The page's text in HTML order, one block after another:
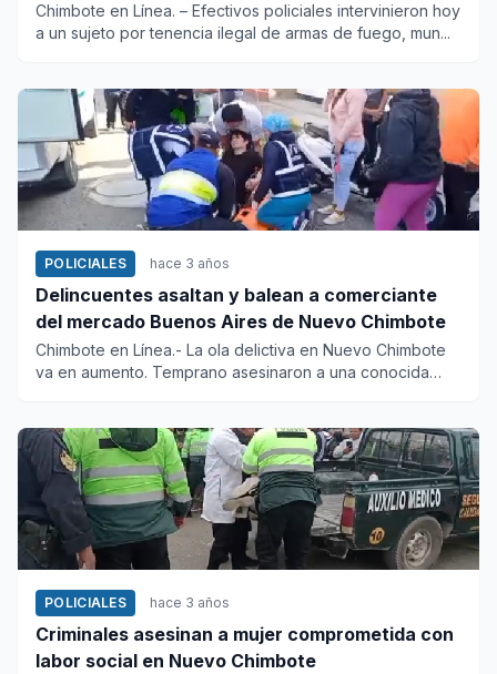
Chimbote en Línea. – Efectivos policiales intervinieron hoy
a un sujeto por tenencia ilegal de armas de fuego, mun...
POLICIALES hace 3 años
Delincuentes asaltan y balean a comerciante
del mercado Buenos Aires de Nuevo Chimbote
Chimbote en Línea.- La ola delictiva en Nuevo Chimbote
va en aumento. Temprano asesinaron a una conocida
POLICIALES hace 3 años
Criminales asesinan a mujer comprometida con
labor social en Nuevo Chimbote